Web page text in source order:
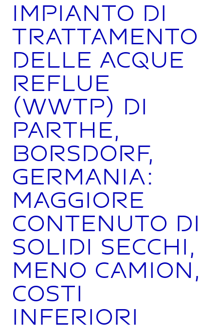
Impianto di
trattamento
delle acque
reflue
(WWTP) di
Parthe,
Borsdorf,
Germania:
maggiore
contenuto di
solidi secchi,
meno camion,
costi
inferiori